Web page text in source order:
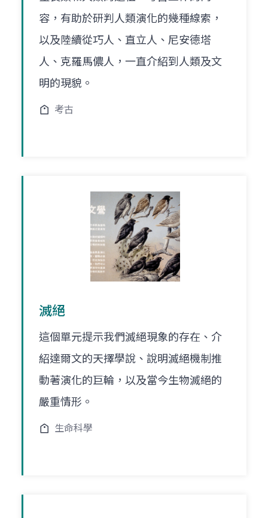
容，有助於研判人類演化的幾種線索，
以及陸續從巧人、直立人、尼安德塔
人、克羅馬儂人，一直介紹到人類及文
明的現貌。
考古
滅絕
這個單元提示我們滅絕現象的存在、介
紹達爾文的天擇學說、說明滅絕機制推
動著演化的巨輪，以及當今生物滅絕的
嚴重情形。
生命科學